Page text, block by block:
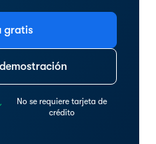
gratis
No se requiere tarjeta de
crédito